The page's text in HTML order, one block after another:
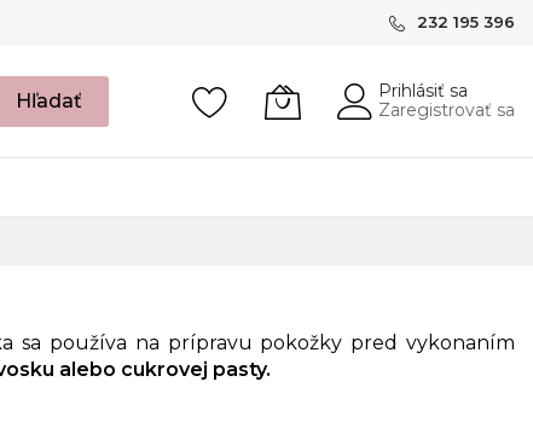
232 195 396
Hľadať
Prihlásiť sa
Zaregistrovať sa
sa používa na prípravu pokožky pred vykonaním
alebo cukrovej pasty.